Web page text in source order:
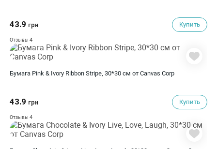
43.9 грн Купить
Отзывы 4
Бумага Pink & Ivory Ribbon Stripe, 30*30 см от Canvas Corp
43.9 грн Купить
Отзывы 4